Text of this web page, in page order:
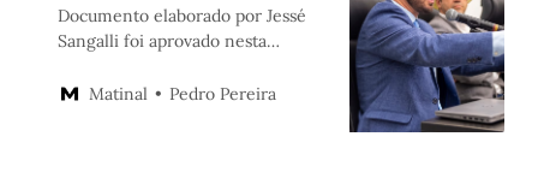
Documento elaborado por Jessé
Sangalli foi aprovado nesta
envio dos textos ao plenário
Matinal Pedro Pereira